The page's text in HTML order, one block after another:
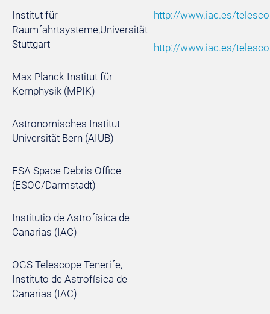
Institut für
Raumfahrtsysteme,Universität
Stuttgart
Max-Planck-Institut für
Kernphysik (MPIK)
Astronomisches Institut
Universität Bern (AIUB)
ESA Space Debris Office
(ESOC/Darmstadt)
Institutio de Astrofísica de
Canarias (IAC)
OGS Telescope Tenerife,
Instituto de Astrofísica de
Canarias (IAC)
http://www.iac.es/
http://www.iac.es/